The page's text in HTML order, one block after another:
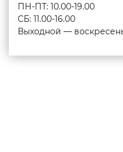
ПН-ПТ: 10.00-19.00
СБ: 11.00-16.00
Выходной —